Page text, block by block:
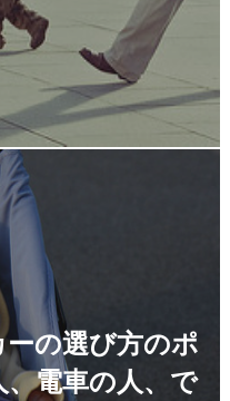
の選び方のポ
電車の人、で